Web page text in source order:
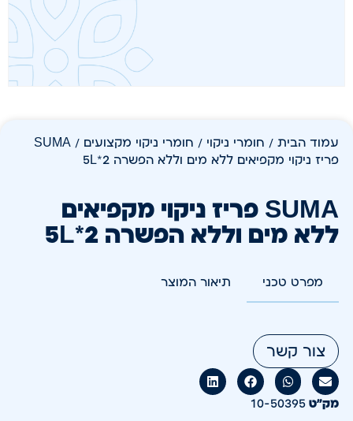
עמוד הבית / חומרי ניקוי / חומרי ניקוי מקצועים
/ SUMA
פריז ניקוי מקפיאים ללא מים וללא הפשרה 5L*2
SUMA פריז ניקוי מקפיאים
ללא מים וללא הפשרה 5L*2
מפרט טכני תיאור המוצר
צור קשר
מק״ט 10-50395